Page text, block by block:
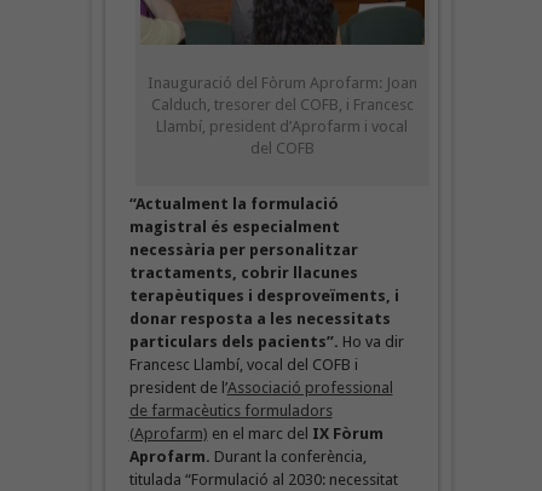
Inauguració del Fòrum Aprofarm: Joan
Calduch, tresorer del COFB, i Francesc
Llambí, president d’Aprofarm i vocal
del COFB
“Actualment la formulació
magistral és especialment
necessària per personalitzar
tractaments, cobrir llacunes
terapèutiques i desproveïments, i
donar resposta a les necessitats
particulars dels pacients”. Ho va dir
Francesc Llambí, vocal del COFB i
president de l’Associació professional
de farmacèutics formuladors
(Aprofarm) en el marc del IX Fòrum
Aprofarm. Durant la conferència,
titulada “Formulació al 2030: necessitat